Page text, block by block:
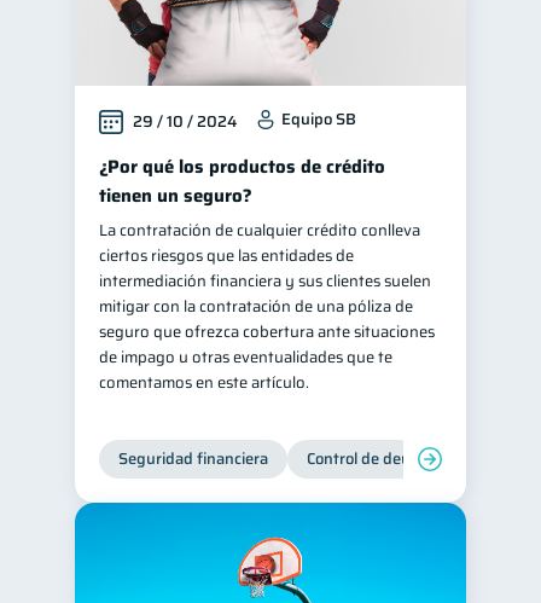
29 / 10 / 2024 Equipo SB
¿Por qué los productos de crédito
tienen un seguro?
La contratación de cualquier crédito conlleva
ciertos riesgos que las entidades de
intermediación financiera y sus clientes suelen
mitigar con la contratación de una póliza de
seguro que ofrezca cobertura ante situaciones
de impago u otras eventualidades que te
comentamos en este artículo.
Seguridad financiera Control de deudas